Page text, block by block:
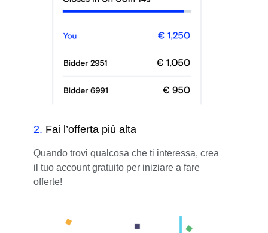
2. Fai l’offerta più alta
Quando trovi qualcosa che ti interessa, crea
il tuo account gratuito per iniziare a fare
offerte!